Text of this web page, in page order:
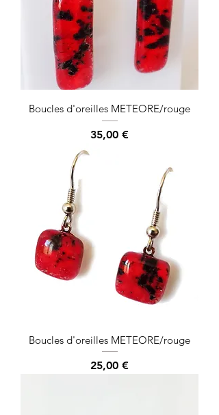
Boucles d'oreilles METEORE/rouge
Prix
35,00 €
Boucles d'oreilles METEORE/rouge
Prix
25,00 €